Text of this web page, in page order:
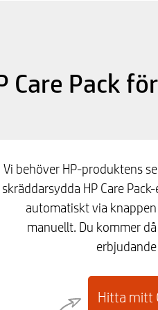
Care Pack
Vi behöver HP-produktens
skräddarsydda HP Care
automatiskt via
manuellt. Du kommer
Hitta mitt